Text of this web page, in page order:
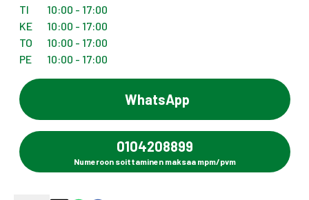
TI
10:00 - 17:00
KE
10:00 - 17:00
TO
10:00 - 17:00
PE
10:00 - 17:00
WhatsApp
0104208899
Numeroon soittaminen maksaa mpm/pvm